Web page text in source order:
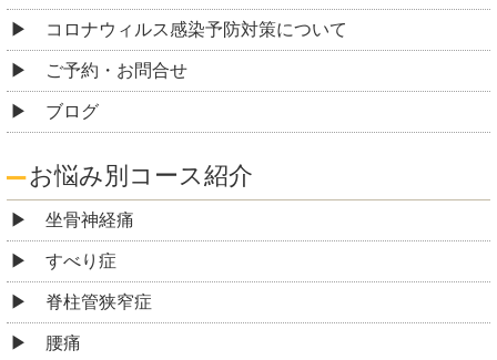
コロナウィルス感染予防対策について
ご予約・お問合せ
ブログ
お悩み別コース紹介
坐骨神経痛
すべり症
脊柱管狭窄症
腰痛